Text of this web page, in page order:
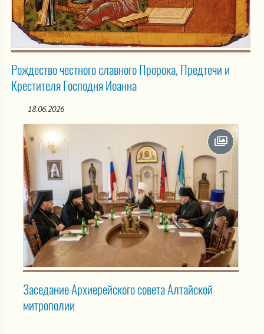
Рождество честного славного Пророка, Предтечи и
Крестителя Господня Иоанна
18.06.2026
Заседание Архиерейского совета Алтайской
митрополии